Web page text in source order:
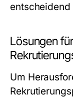
entscheidend
Lösungen
Um